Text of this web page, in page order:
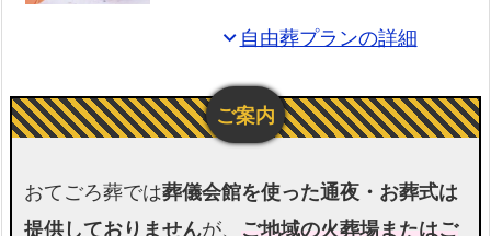
り
ま
す！
福
expand_more自由葬プランの詳細
おてごろ葬では葬儀会館を使った通夜・お葬式は
提供しておりませんが、 ご地域の火葬場またはご